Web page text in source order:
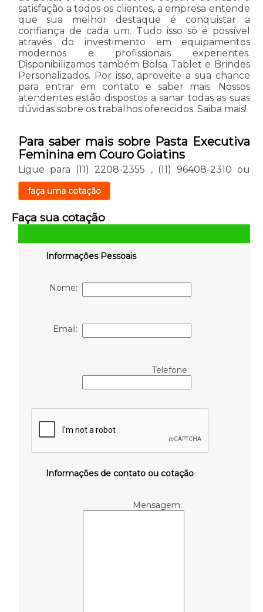
satisfação a todos os clientes, a empresa entende
que sua melhor destaque é conquistar a
confiança de cada um. Tudo isso só é possível
através do investimento em equipamentos
modernos e profissionais experientes.
Disponibilizamos também Bolsa Tablet e Brindes
Personalizados. Por isso, aproveite a sua chance
para entrar em contato e saber mais. Nossos
atendentes estão dispostos a sanar todas as suas
dúvidas sobre os trabalhos oferecidos. Saiba mais!
Para saber mais sobre Pasta Executiva
Feminina em Couro Goiatins
Ligue para (11) 2208-2355 , (11) 96408-2310 ou
faça uma cotação
Faça sua cotação
Informações Pessoais
Nome:
Email:
Telefone:
Informações de contato ou cotação
Mensagem: